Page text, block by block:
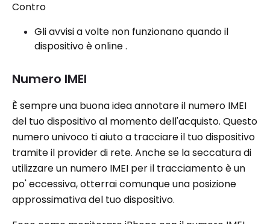
Contro
Gli avvisi a volte non funzionano quando il
dispositivo è online .
Numero IMEI
È sempre una buona idea annotare il numero IMEI
del tuo dispositivo al momento dell'acquisto. Questo
numero univoco ti aiuto a tracciare il tuo dispositivo
tramite il provider di rete. Anche se la seccatura di
utilizzare un numero IMEI per il tracciamento è un
po' eccessiva, otterrai comunque una posizione
approssimativa del tuo dispositivo.